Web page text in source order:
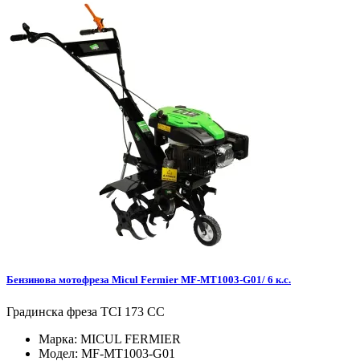
Бензинова мотофреза Micul Fermier MF-MT1003-G01/ 6 к.с.
Градинска фреза TCI 173 CC
Марка: MICUL FERMIER
Модел: MF-MT1003-G01